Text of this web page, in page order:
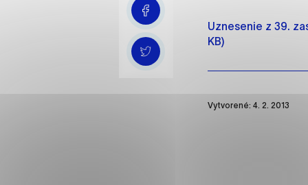
Uznesenie z 39.
KB)
Vytvorené: 4. 2. 2013
Analytické cookies